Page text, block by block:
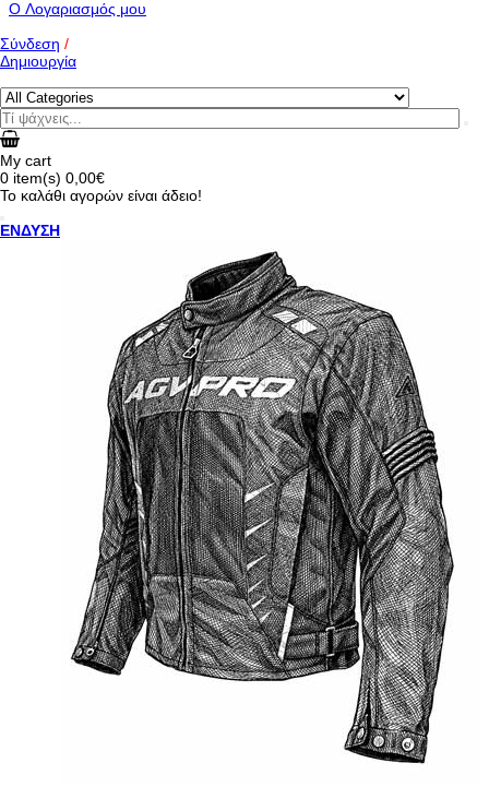
O Λογαριασμός μου
Σύνδεση /
Δημιουργία
My cart
0 item(s) 0,00€
Το καλάθι αγορών είναι άδειο!
ΕΝΔΥΣΗ